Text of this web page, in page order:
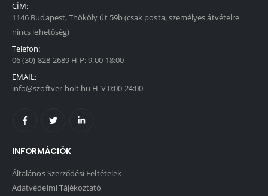
CÍM:
1146 Budapest, Thököly út 59b (csak posta, személyes átvételre
nincs lehetőség)
Telefon:
06 (30) 828-2689 H-P: 9:00-18:00
EMAIL:
info@szoftver-bolt.hu H-V 0:00-24:00
INFORMÁCIÓK
Általános Szerződési Feltételek
Adatvédelmi Tájékoztató